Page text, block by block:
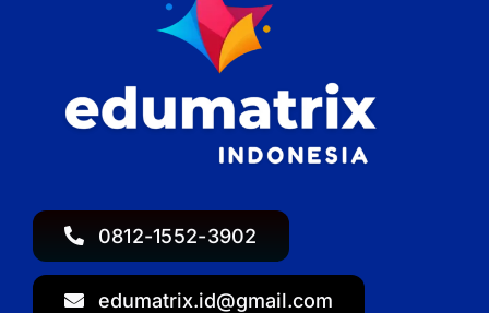
0812-1552-3902
edumatrix.id@gmail.com